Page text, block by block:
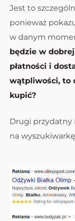
Jest to
ponieważ
w danym
będzie w
płatności i
wątpliwości, to
kupić?
Drugi przydatny
na